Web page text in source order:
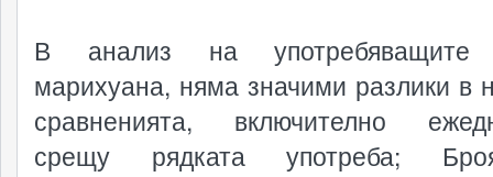
В анализ на
марихуана, няма значими разлики в
сравненията, включително
срещу рядката употреба;